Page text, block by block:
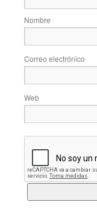
Nombre
Correo electrónico
Web